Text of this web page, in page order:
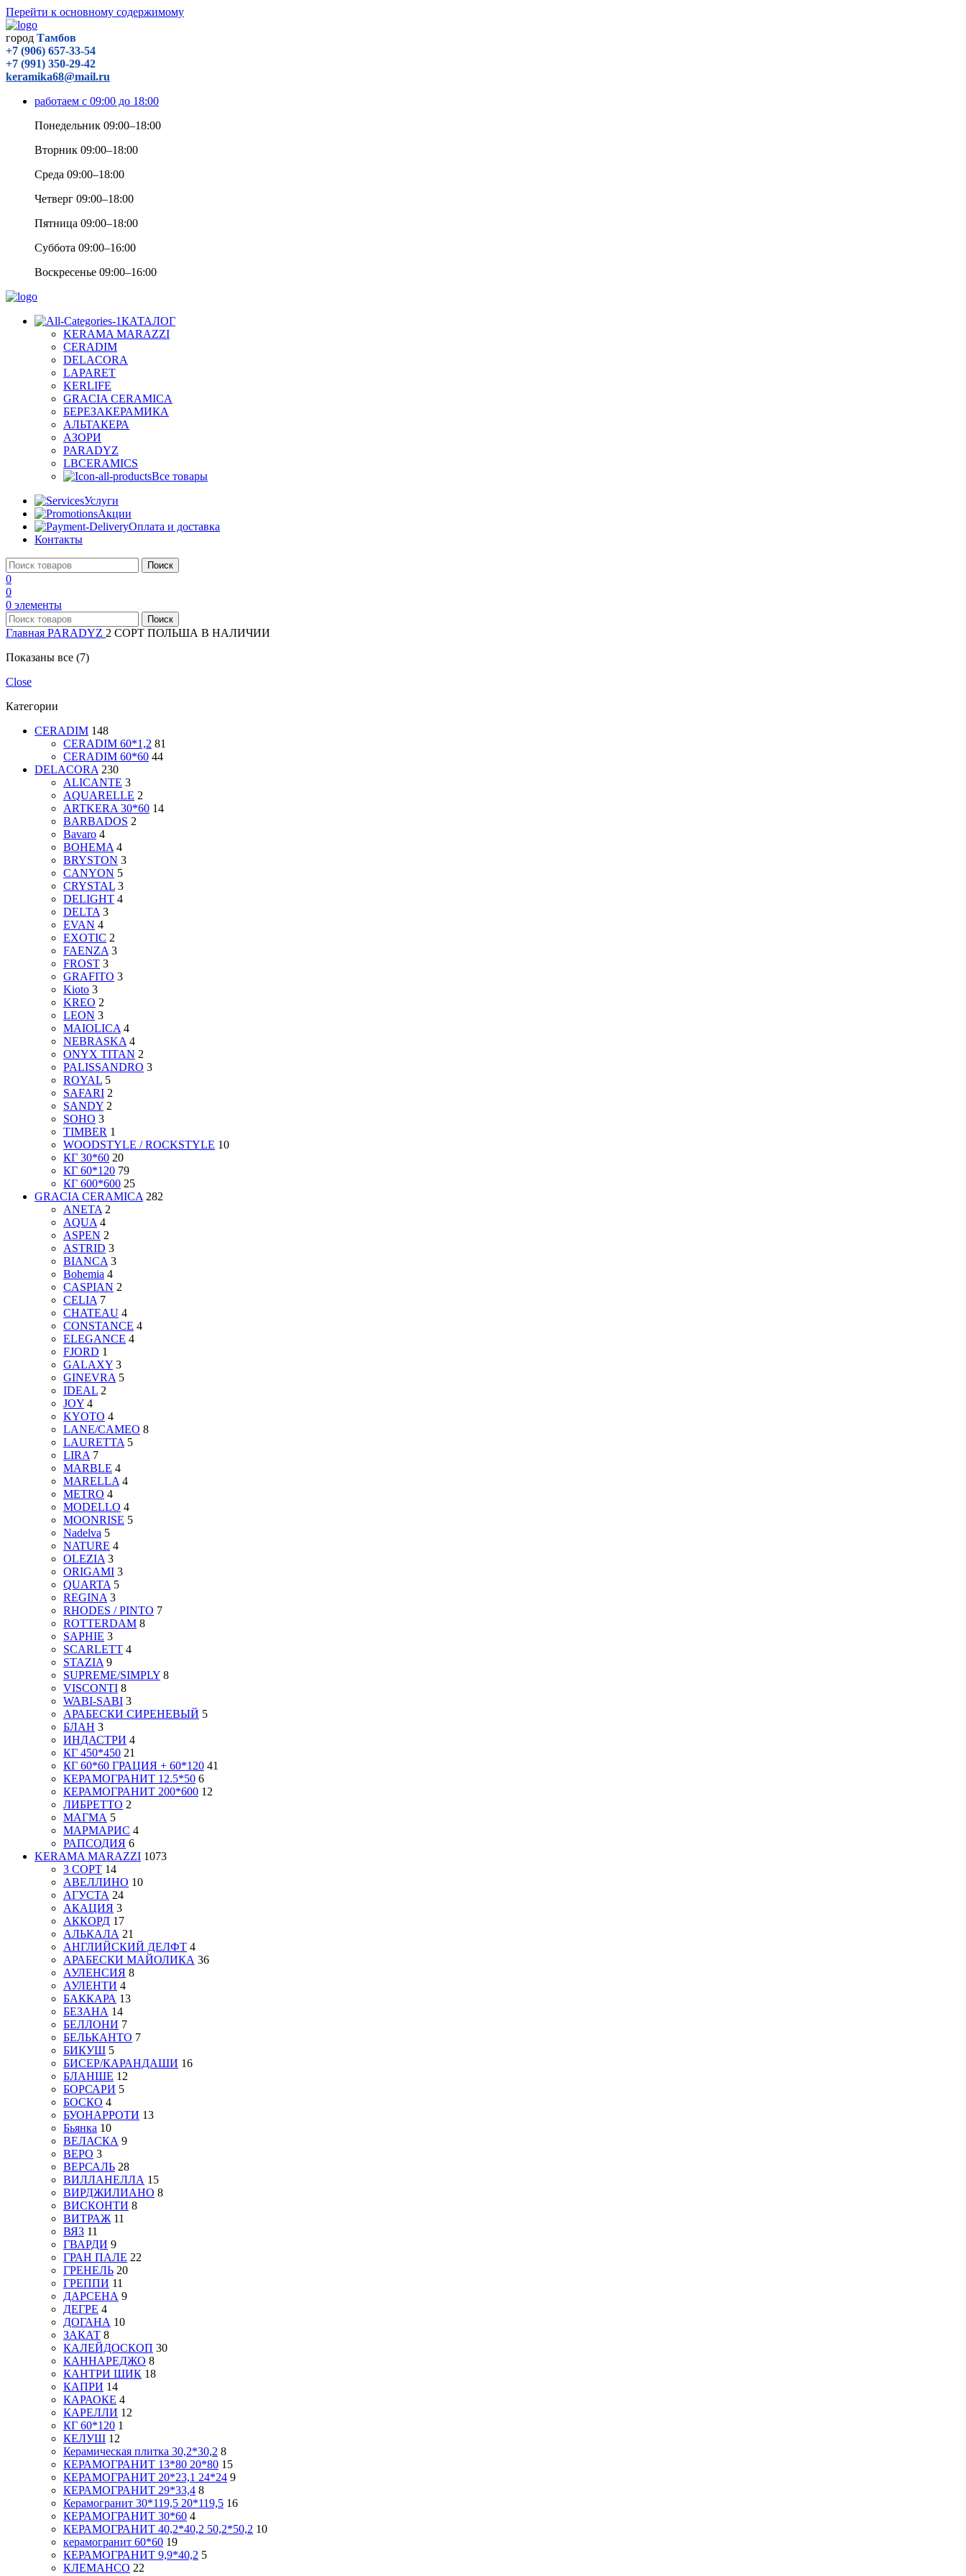
Перейти к основному содержимому
город Тамбов
+7 (906) 657-33-54
+7 (991) 350-29-42
keramika68@mail.ru
работаем с 09:00 до 18:00
Понедельник 09:00–18:00
Вторник 09:00–18:00
Среда 09:00–18:00
Четверг 09:00–18:00
Пятница 09:00–18:00
Суббота 09:00–16:00
Воскресенье 09:00–16:00
КАТАЛОГ
KERAMA MARAZZI
CERADIM
DELACORA
LAPARET
KERLIFE
GRACIA CERAMICA
БЕРЕЗАКЕРАМИКА
АЛЬТАКЕРА
АЗОРИ
PARADYZ
LBCERAMICS
Все товары
Услуги
Акции
Оплата и доставка
Контакты
Поиск
0
0
0 элементы
Поиск
Главная PARADYZ 2 СОРТ ПОЛЬША В НАЛИЧИИ
Показаны все (7)
Close
Категории
CERADIM 148
CERADIM 60*1,2 81
CERADIM 60*60 44
DELACORA 230
ALICANTE 3
AQUARELLE 2
ARTKERA 30*60 14
BARBADOS 2
Bavaro 4
BOHEMA 4
BRYSTON 3
CANYON 5
CRYSTAL 3
DELIGHT 4
DELTA 3
EVAN 4
EXOTIC 2
FAENZA 3
FROST 3
GRAFITO 3
Kioto 3
KREO 2
LEON 3
MAIOLICA 4
NEBRASKA 4
ONYX TITAN 2
PALISSANDRO 3
ROYAL 5
SAFARI 2
SANDY 2
SOHO 3
TIMBER 1
WOODSTYLE / ROCKSTYLE 10
КГ 30*60 20
КГ 60*120 79
КГ 600*600 25
GRACIA CERAMICA 282
ANETA 2
AQUA 4
ASPEN 2
ASTRID 3
BIANCA 3
Bohemia 4
CASPIAN 2
CELIA 7
CHATEAU 4
CONSTANCE 4
ELEGANCE 4
FJORD 1
GALAXY 3
GINEVRA 5
IDEAL 2
JOY 4
KYOTO 4
LANE/CAMEO 8
LAURETTA 5
LIRA 7
MARBLE 4
MARELLA 4
METRO 4
MODELLO 4
MOONRISE 5
Nadelva 5
NATURE 4
OLEZIA 3
ORIGAMI 3
QUARTA 5
REGINA 3
RHODES / PINTO 7
ROTTERDAM 8
SAPHIE 3
SCARLETT 4
STAZIA 9
SUPREME/SIMPLY 8
VISCONTI 8
WABI-SABI 3
АРАБЕСКИ СИРЕНЕВЫЙ 5
БЛАН 3
ИНДАСТРИ 4
КГ 450*450 21
КГ 60*60 ГРАЦИЯ + 60*120 41
КЕРАМОГРАНИТ 12.5*50 6
КЕРАМОГРАНИТ 200*600 12
ЛИБРЕТТО 2
МАГМА 5
МАРМАРИС 4
РАПСОДИЯ 6
KERAMA MARAZZI 1073
3 СОРТ 14
АВЕЛЛИНО 10
АГУСТА 24
АКАЦИЯ 3
АККОРД 17
АЛЬКАЛА 21
АНГЛИЙСКИЙ ДЕЛФТ 4
АРАБЕСКИ МАЙОЛИКА 36
АУЛЕНСИЯ 8
АУЛЕНТИ 4
БАККАРА 13
БЕЗАНА 14
БЕЛЛОНИ 7
БЕЛЬКАНТО 7
БИКУШ 5
БИСЕР/КАРАНДАШИ 16
БЛАНШЕ 12
БОРСАРИ 5
БОСКО 4
БУОНАРРОТИ 13
Бьянка 10
ВЕЛАСКА 9
ВЕРО 3
ВЕРСАЛЬ 28
ВИЛЛАНЕЛЛА 15
ВИРДЖИЛИАНО 8
ВИСКОНТИ 8
ВИТРАЖ 11
ВЯЗ 11
ГВАРДИ 9
ГРАН ПАЛЕ 22
ГРЕНЕЛЬ 20
ГРЕППИ 11
ДАРСЕНА 9
ДЕГРЕ 4
ДОГАНА 10
ЗАКАТ 8
КАЛЕЙДОСКОП 30
КАННАРЕДЖО 8
КАНТРИ ШИК 18
КАПРИ 14
КАРАОКЕ 4
КАРЕЛЛИ 12
КГ 60*120 1
КЕЛУШ 12
Керамическая плитка 30,2*30,2 8
КЕРАМОГРАНИТ 13*80 20*80 15
КЕРАМОГРАНИТ 20*23,1 24*24 9
КЕРАМОГРАНИТ 29*33,4 8
Керамогранит 30*119,5 20*119,5 16
КЕРАМОГРАНИТ 30*60 4
КЕРАМОГРАНИТ 40,2*40,2 50,2*50,2 10
керамогранит 60*60 19
КЕРАМОГРАНИТ 9,9*40,2 5
КЛЕМАНСО 22